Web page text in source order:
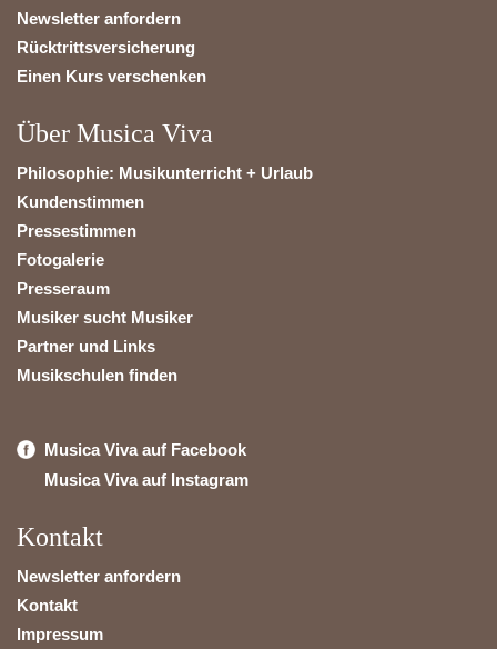
Newsletter anfordern
Rücktrittsversicherung
Einen Kurs verschenken
Über Musica Viva
Philosophie: Musikunterricht + Urlaub
Kundenstimmen
Pressestimmen
Fotogalerie
Presseraum
Musiker sucht Musiker
Partner und Links
Musikschulen finden
Musica Viva auf Facebook
Musica Viva auf Instagram
Kontakt
Newsletter anfordern
Kontakt
Impressum